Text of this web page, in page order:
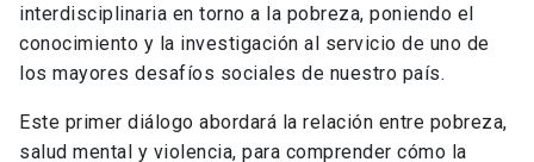
interdisciplinaria en torno a la pobreza, poniendo el
conocimiento y la investigación al servicio de uno de
los mayores desafíos sociales de nuestro país.
Este primer diálogo abordará la relación entre pobreza,
salud mental y violencia, para comprender cómo la